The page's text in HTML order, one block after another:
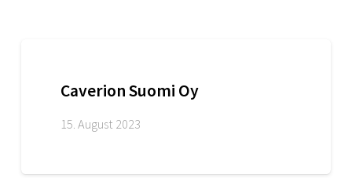
Caverion Suomi Oy
15. August 2023